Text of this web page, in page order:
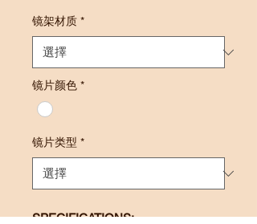
镜架材质 *
镜片颜色 *
镜片类型 *
SPECIFICATIONS: